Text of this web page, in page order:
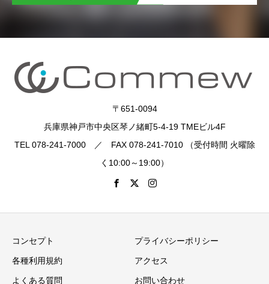
〒651-0094
兵庫県神戸市中央区琴ノ緒町5-4-19 TMEビル4F
TEL 078-241-7000 ／ FAX 078-241-7010 （受付時間 火曜除
く10:00～19:00）
コンセプト プライバシーポリシー
各種利用規約 アクセス
よくある質問 お問い合わせ